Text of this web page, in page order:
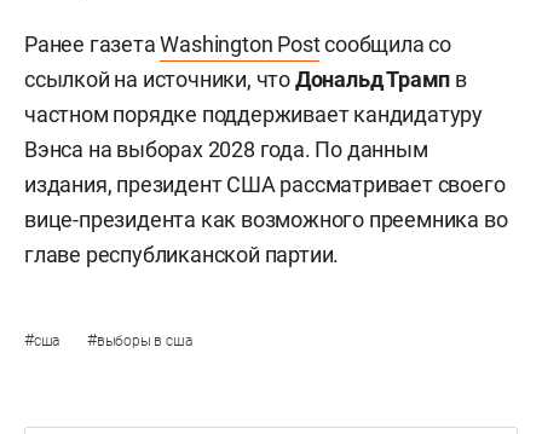
Ранее газетаWashington Postсообщила со
ссылкой на источники, чтоДональд Трамп в
частном порядке поддерживает кандидатуру
Вэнса на выборах 2028 года. По данным
издания, президент США рассматривает своего
вице-президента как возможного преемника во
главе республиканской партии.
#сша #выборы в сша